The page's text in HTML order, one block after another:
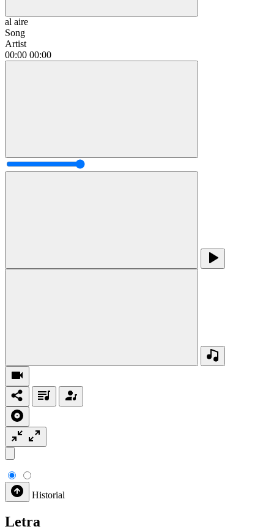
al aire
Song
Artist
00:00 00:00
Historial
Letra